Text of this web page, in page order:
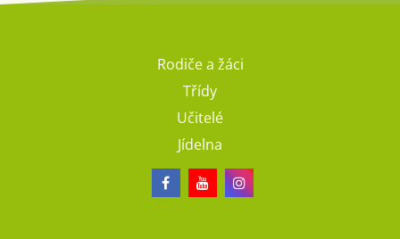
Rodiče a žáci
Třídy
Učitelé
Jídelna